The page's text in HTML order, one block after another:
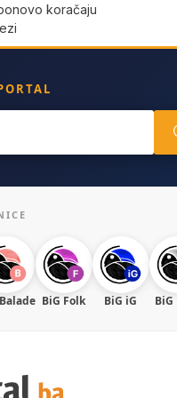
koračaju
BiG Folk BiG iG BiG